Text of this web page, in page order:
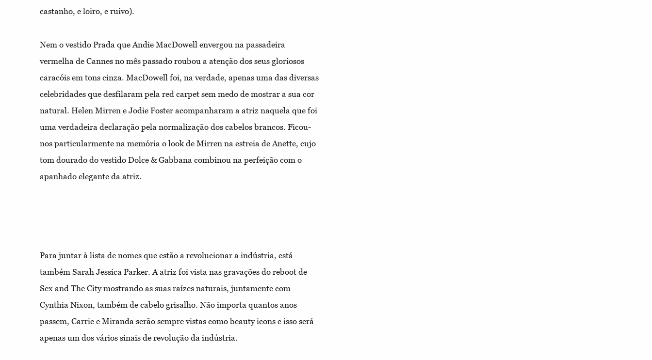
castanho, e loiro, e ruivo).
Nem o vestido Prada que Andie MacDowell envergou na passadeira
vermelha de Cannes no mês passado roubou a atenção dos seus gloriosos
caracóis em tons cinza. MacDowell foi, na verdade, apenas uma das diversas
celebridades que desfilaram pela red carpet sem medo de mostrar a sua cor
natural. Helen Mirren e Jodie Foster acompanharam a atriz naquela que foi
uma verdadeira declaração pela normalização dos cabelos brancos. Ficou-
nos particularmente na memória o look de Mirren na estreia de Anette, cujo
tom dourado do vestido Dolce & Gabbana combinou na perfeição com o
apanhado elegante da atriz.
Para juntar à lista de nomes que estão a revolucionar a indústria, está
também Sarah Jessica Parker. A atriz foi vista nas gravações do reboot de
Sex and The City mostrando as suas raízes naturais, juntamente com
Cynthia Nixon, também de cabelo grisalho. Não importa quantos anos
passem, Carrie e Miranda serão sempre vistas como beauty icons e isso será
apenas um dos vários sinais de revolução da indústria.